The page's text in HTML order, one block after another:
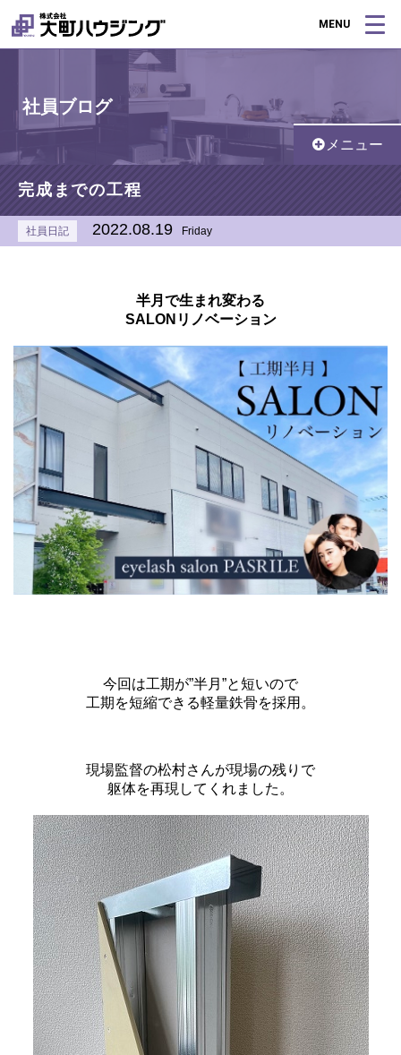
MENU
社員ブログ
メニュー
完成までの工程
社員日記 2022.08.19 Friday
半月で生まれ変わる
SALONリノベーション
今回は工期が”半月”と短いので
工期を短縮できる軽量鉄骨を採用。
現場監督の松村さんが現場の残りで
躯体を再現してくれました。